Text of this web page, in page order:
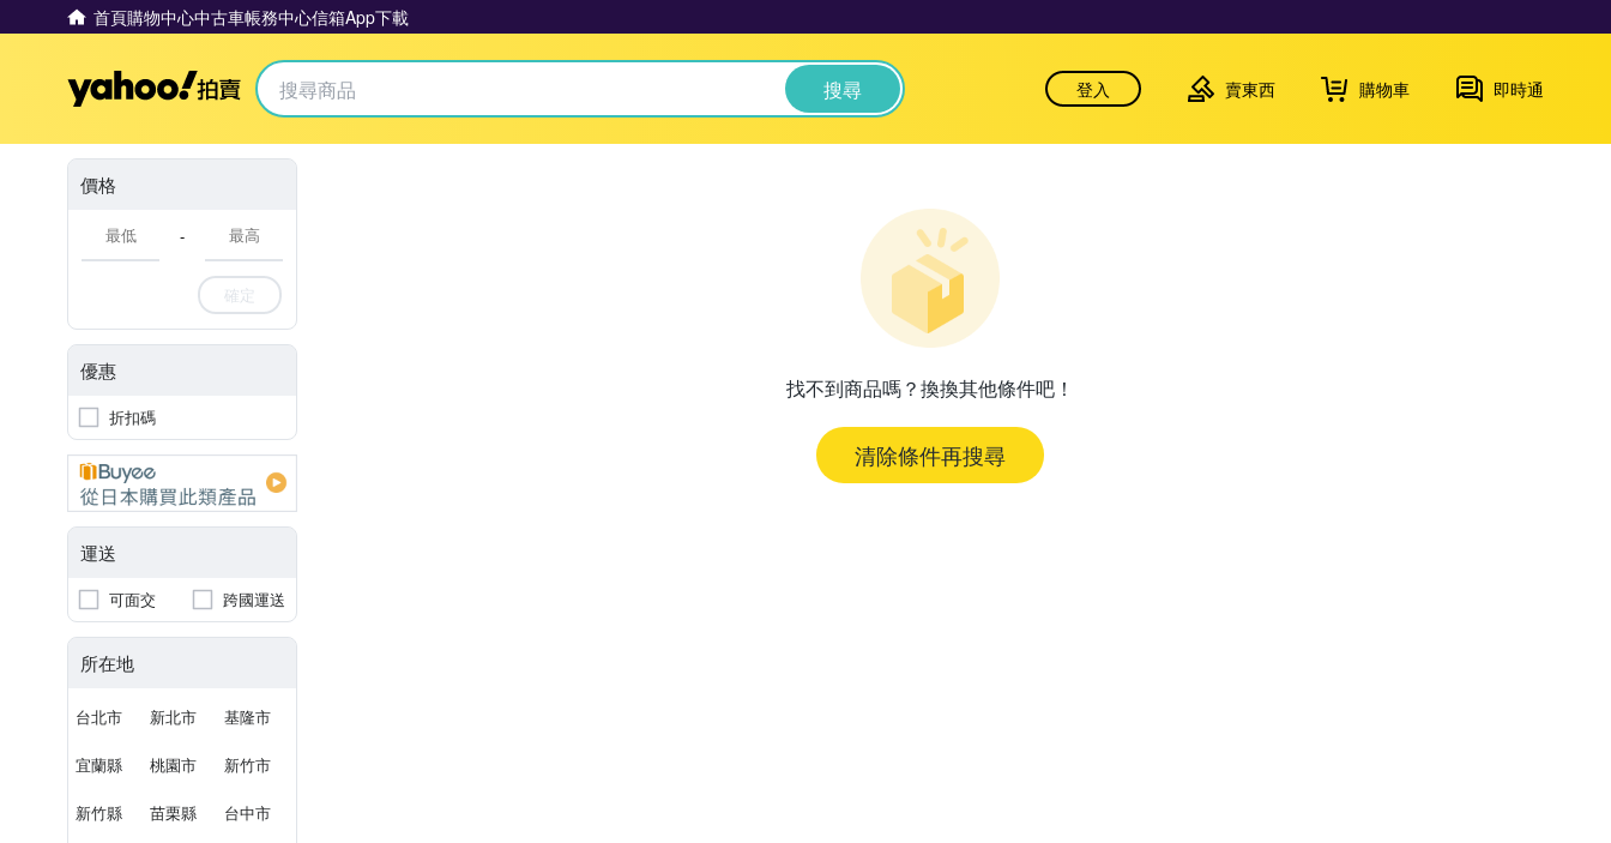
首頁購物中心中古車帳務中心信箱App下載
Yahoo拍賣 搜尋 登入 賣東西 購物車 即時通
價格
-
確定
優惠
折扣碼
運送
可面交 跨國運送
所在地
台北市 新北市 基隆市
宜蘭縣 桃園市 新竹市
新竹縣 苗栗縣 台中市
找不到商品嗎？換換其他條件吧！
清除條件再搜尋